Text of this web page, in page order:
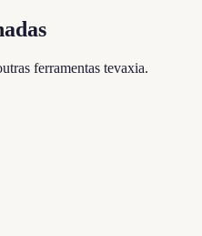
ferramentas tevaxia.